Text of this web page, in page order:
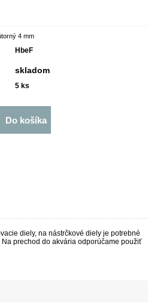
4 mm
HbeF
skladom
5 ks
Do košíka
diely, na nástrčkové diely je potrebné
prechod do akvária odporúčame použiť